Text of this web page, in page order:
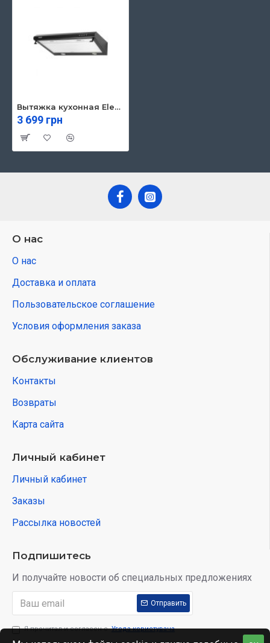
Вытяжка кухонная Eleyus BONA ІІ LED SMD 60 BL
3 699 грн
О нас
О нас
Доставка и оплата
Пользовательское соглашение
Условия оформления заказа
Обслуживание клиентов
Контакты
Возвраты
Карта сайта
Личный кабинет
Личный кабинет
Заказы
Рассылка новостей
Подпишитесь
И получайте новости об специальных предложениях
Отправить
Я прочитал и согласен с Угода користувача